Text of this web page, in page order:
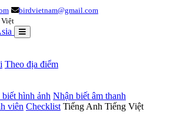
birdvietnam@gmail.com
Theo địa điểm
hình ảnh Nhận biết âm thanh
viên Checklist Tiếng Anh Tiếng Việt